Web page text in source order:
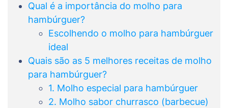
Qual é a importância do molho para
hambúrguer?
Escolhendo o molho para hambúrguer
ideal
Quais são as 5 melhores receitas de molho
para hambúrguer?
1. Molho especial para hambúrguer
2. Molho sabor churrasco (barbecue)